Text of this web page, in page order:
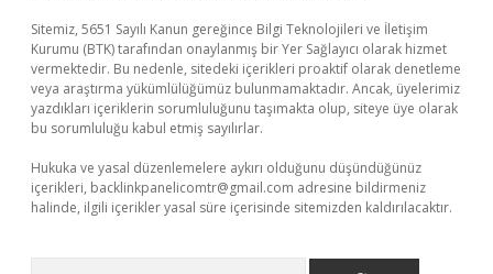
Sitemiz, 5651 Sayılı Kanun gereğince Bilgi Teknolojileri ve İletişim
Kurumu (BTK) tarafından onaylanmış bir Yer Sağlayıcı olarak hizmet
vermektedir. Bu nedenle, sitedeki içerikleri proaktif olarak denetleme
veya araştırma yükümlülüğümüz bulunmamaktadır. Ancak, üyelerimiz
yazdıkları içeriklerin sorumluluğunu taşımakta olup, siteye üye olarak
bu sorumluluğu kabul etmiş sayılırlar.
Hukuka ve yasal düzenlemelere aykırı olduğunu düşündüğünüz
içerikleri, backlinkpanelicomtr@gmail.com adresine bildirmeniz
halinde, ilgili içerikler yasal süre içerisinde sitemizden kaldırılacaktır.